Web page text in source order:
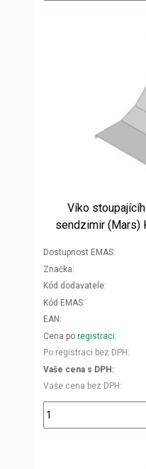
Víko
sendzimir (Mars)
Dostupnost EMAS
Značka
Kód dodavatele
Kód EMAS
EAN
Cena po registraci
Po registraci bez DPH
Vaše cena s DPH
Vaše cena bez DPH